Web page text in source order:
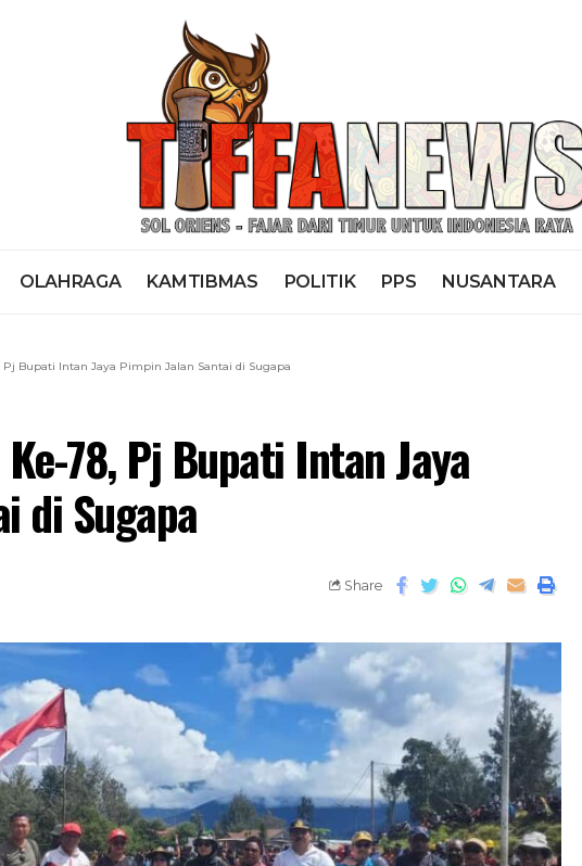
OLAHRAGA KAMTIBMAS POLITIK PPS NUSANTARA
Pj Bupati Intan Jaya Pimpin Jalan Santai di Sugapa
78, Pj Bupati Intan Jaya
di Sugapa
Share